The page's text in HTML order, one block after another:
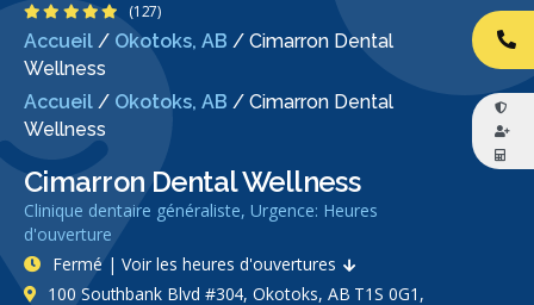
Accueil / Okotoks, AB / Cimarron Dental
Wellness
Accueil / Okotoks, AB / Cimarron Dental
Wellness
Cimarron Dental Wellness
Clinique dentaire généraliste, Urgence: Heures
d'ouverture
4.8 étoiles
(127)
Fermé | Voir les heures d'ouvertures
100 Southbank Blvd #304, Okotoks, AB T1S 0G1,